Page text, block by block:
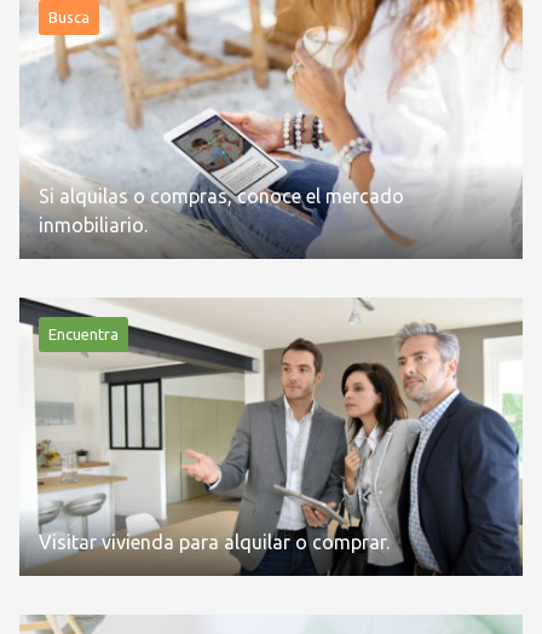
Busca
Si alquilas o compras, conoce el mercado
inmobiliario.
Encuentra
Visitar vivienda para alquilar o comprar.